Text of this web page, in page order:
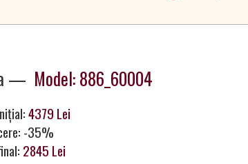
— Model: 886_60004
4379 Lei
-35%
2845 Lei